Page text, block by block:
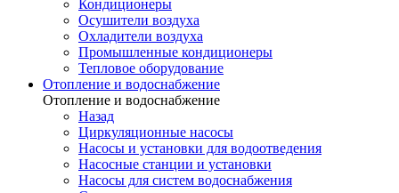
Кондиционеры
Осушители воздуха
Охладители воздуха
Промышленные кондиционеры
Тепловое оборудование
Отопление и водоснабжение
Отопление и водоснабжение
Назад
Циркуляционные насосы
Насосы и установки для водоотведения
Насосные станции и установки
Насосы для систем водоснабжения